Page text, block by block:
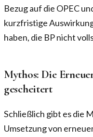
Bezug auf die OPEC
kurzfristige
haben, die BP nicht
Mythos: Die
gescheitert
Schließlich gibt es die
Umsetzung von